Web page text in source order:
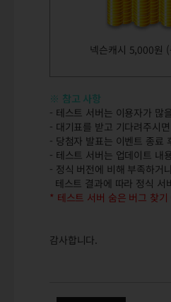
넥슨캐시 5,000원
※ 참고 사항
- 테스트 서버는 이용자가 많
- 대기표를 받고 기다려주시
- 당첨자 발표는 이벤트 종료
- 테스트 서버는 업데이트 내
- 정식 버전에 비해 부족하거
테스트 결과에 따라 정식
* 테스트 서버 숨은 버그 찾
감사합니다.